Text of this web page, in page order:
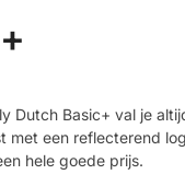
Dutch Basic+ val je
een reflecterend
hele goede prijs.